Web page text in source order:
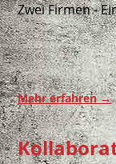
Zwei Firmen -
Mehr erfahren→